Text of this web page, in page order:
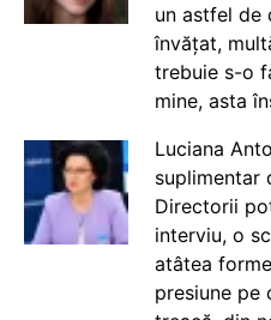
un astfel de
învățat,
trebuie s-o
mine, asta
Luciana
suplimentar
Directorii
interviu, o
atâtea
presiune pe